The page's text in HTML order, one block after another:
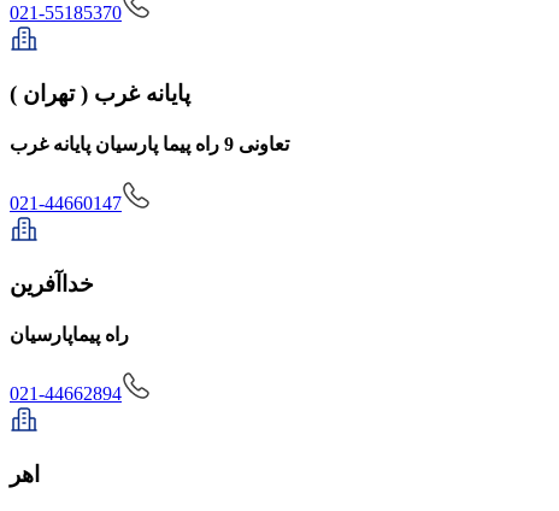
021-55185370
پایانه غرب ( تهران )
تعاونی 9 راه پیما پارسیان پایانه غرب
021-44660147
خداآفرین
راه پیماپارسیان
021-44662894
اهر